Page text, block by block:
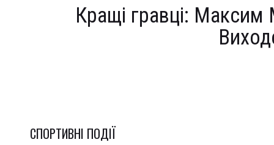
Кращі гравці:
СПОРТИВНI ПОДІЇ